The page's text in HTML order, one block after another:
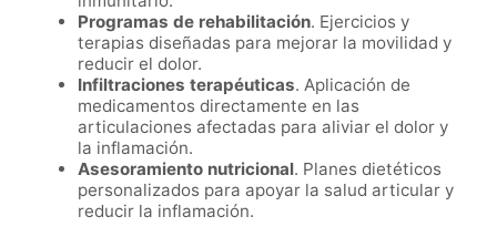
Programas de rehabilitación. Ejercicios y
terapias diseñadas para mejorar la movilidad y
reducir el dolor.
Infiltraciones terapéuticas. Aplicación de
medicamentos directamente en las
articulaciones afectadas para aliviar el dolor y
la inflamación.
Asesoramiento nutricional. Planes dietéticos
personalizados para apoyar la salud articular y
reducir la inflamación.